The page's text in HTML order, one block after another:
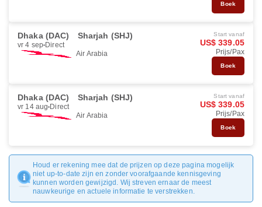
Boek
Dhaka (DAC) Sharjah (SHJ)
vr 4 sep Direct
Air Arabia
Start vanaf
US$ 339.05
Prijs/Pax
Boek
Dhaka (DAC) Sharjah (SHJ)
vr 14 aug Direct
Air Arabia
Start vanaf
US$ 339.05
Prijs/Pax
Boek
Houd er rekening mee dat de prijzen op deze pagina mogelijk
niet up-to-date zijn en zonder voorafgaande kennisgeving
kunnen worden gewijzigd. Wij streven ernaar de meest
nauwkeurige en actuele informatie te verstrekken.